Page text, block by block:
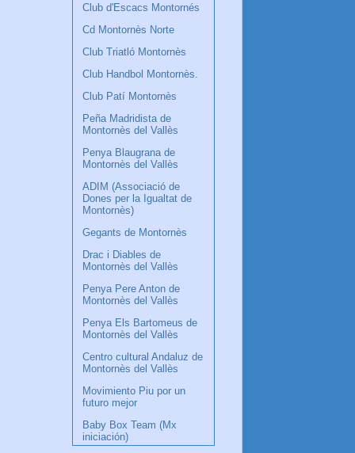
Club d'Escacs Montornés
Cd Montornès Norte
Club Triatló Montornès
Club Handbol Montornès.
Club Patí Montornès
Peña Madridista de
Montornès del Vallès
Penya Blaugrana de
Montornès del Vallès
ADIM (Associació de
Dones per la Igualtat de
Montornès)
Gegants de Montornès
Drac i Diables de
Montornès del Vallès
Penya Pere Anton de
Montornès del Vallès
Penya Els Bartomeus de
Montornès del Vallès
Centro cultural Andaluz de
Montornès del Vallès
Movimiento Piu por un
futuro mejor
Baby Box Team (Mx
iniciación)